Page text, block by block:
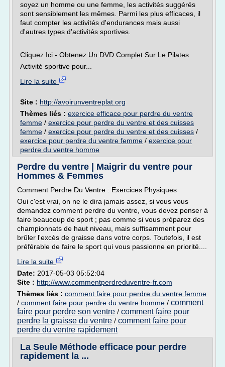
soyez un homme ou une femme, les activités suggérés
sont sensiblement les mêmes. Parmi les plus efficaces, il
faut compter les activités d'endurances mais aussi
d'autres types d'activités sportives.
Cliquez Ici - Obtenez Un DVD Complet Sur Le Pilates
Activité sportive pour...
Lire la suite
Site : http://avoirunventreplat.org
Thèmes liés : exercice efficace pour perdre du ventre
femme / exercice pour perdre du ventre et des cuisses
femme / exercice pour perdre du ventre et des cuisses /
exercice pour perdre du ventre femme / exercice pour
perdre du ventre homme
Perdre du ventre | Maigrir du ventre pour
Hommes & Femmes
Comment Perdre Du Ventre : Exercices Physiques
Oui c'est vrai, on ne le dira jamais assez, si vous vous
demandez comment perdre du ventre, vous devez penser à
faire beaucoup de sport ; pas comme si vous préparez des
championnats de haut niveau, mais suffisamment pour
brûler l'excès de graisse dans votre corps. Toutefois, il est
préférable de faire le sport qui vous passionne en priorité....
Lire la suite
Date: 2017-05-03 05:52:04
Site : http://www.commentperdreduventre-fr.com
Thèmes liés : comment faire pour perdre du ventre femme
/ comment faire pour perdre du ventre homme / comment
faire pour perdre son ventre / comment faire pour
perdre la graisse du ventre / comment faire pour
perdre du ventre rapidement
La Seule Méthode efficace pour perdre
rapidement la ...